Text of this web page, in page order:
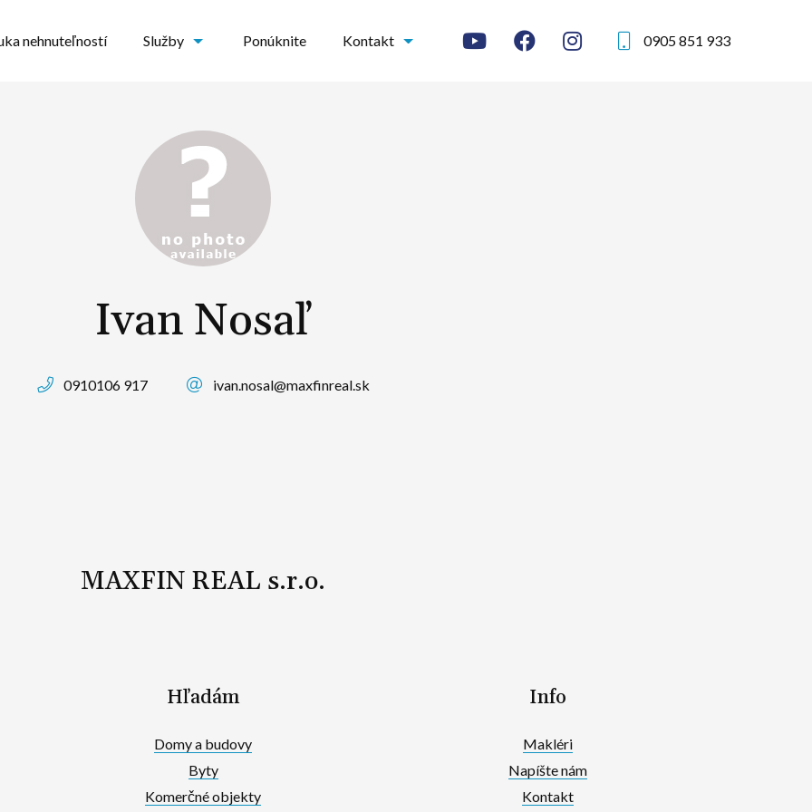
0905 851 933
nehnuteľností Služby Ponúknite Kontakt
Ivan Nosaľ
0910106 917 ivan.nosal@maxfinreal.sk
MAXFIN REAL s.r.o.
Hľadám
Domy a budovy
Byty
Komerčné objekty
Info
Makléri
Napíšte nám
Kontakt